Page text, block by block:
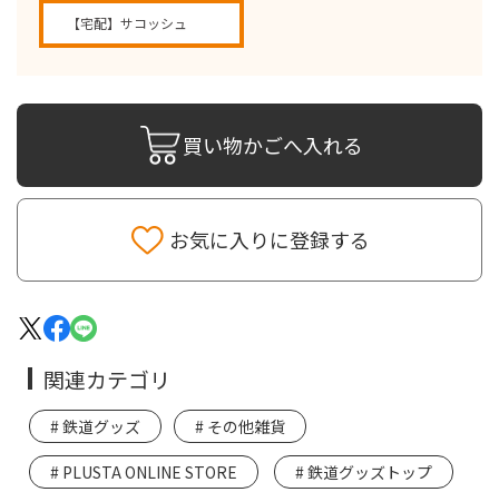
【宅配】サコッシュ
買い物かごへ入れる
お気に入りに登録する
関連カテゴリ
鉄道グッズ その他雑貨
PLUSTA ONLINE STORE 鉄道グッズトップ